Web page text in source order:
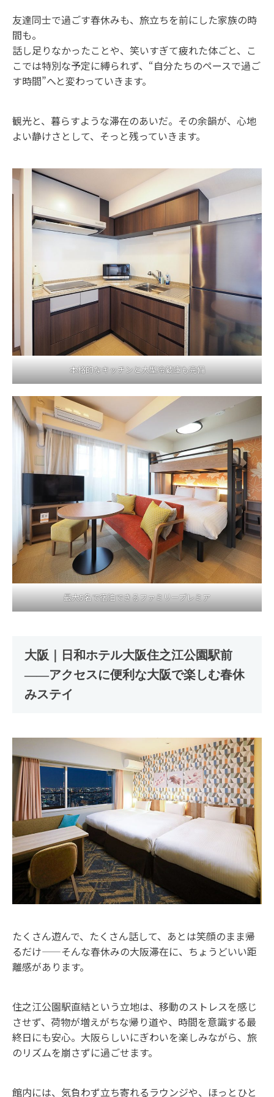
友達同士で過ごす春休みも、旅立ちを前にした家族の時
間も。
話し足りなかったことや、笑いすぎて疲れた体ごと、こ
こでは特別な予定に縛られず、“自分たちのペースで過ご
す時間”へと変わっていきます。
観光と、暮らすような滞在のあいだ。その余韻が、心地
よい静けさとして、そっと残っていきます。
本格的なキッチンと大型冷蔵庫も完備
最大5名で宿泊できるファミリープレミア
大阪｜日和ホテル大阪住之江公園駅前
――アクセスに便利な大阪で楽しむ春休
みステイ
たくさん遊んで、たくさん話して、あとは笑顔のまま帰
るだけ——そんな春休みの大阪滞在に、ちょうどいい距
離感があります。
住之江公園駅直結という立地は、移動のストレスを感じ
させず、荷物が増えがちな帰り道や、時間を意識する最
終日にも安心。大阪らしいにぎわいを楽しみながら、旅
のリズムを崩さずに過ごせます。
館内には、気負わず立ち寄れるラウンジや、ほっとひと